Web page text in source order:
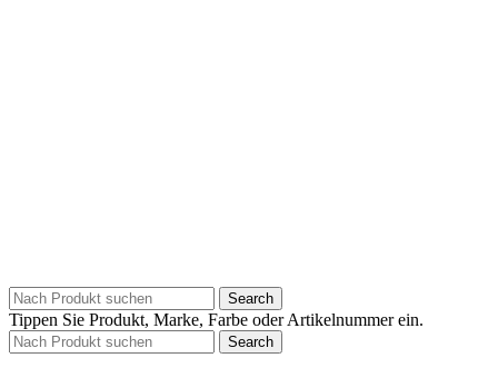
Search
Tippen Sie Produkt, Marke, Farbe oder Artikelnummer ein.
Search